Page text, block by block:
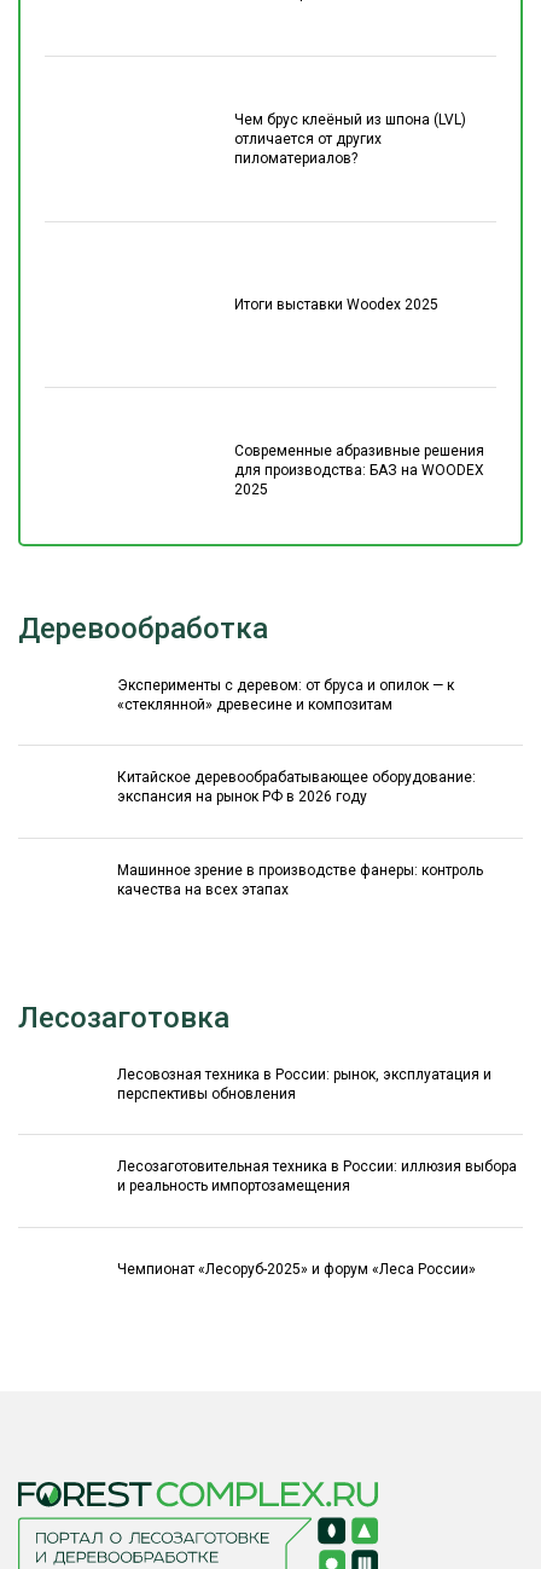
Чем брус клеёный из шпона (LVL)
отличается от других
пиломатериалов?
Итоги выставки Woodex 2025
Современные абразивные решения
для производства: БАЗ на WOODEX
2025
Деревообработка
Эксперименты с деревом: от бруса и опилок — к
«стеклянной» древесине и композитам
Китайское деревообрабатывающее оборудование:
экспансия на рынок РФ в 2026 году
Машинное зрение в производстве фанеры: контроль
качества на всех этапах
Лесозаготовка
Лесовозная техника в России: рынок, эксплуатация и
перспективы обновления
Лесозаготовительная техника в России: иллюзия выбора
и реальность импортозамещения
Чемпионат «Лесоруб-2025» и форум «Леса России»